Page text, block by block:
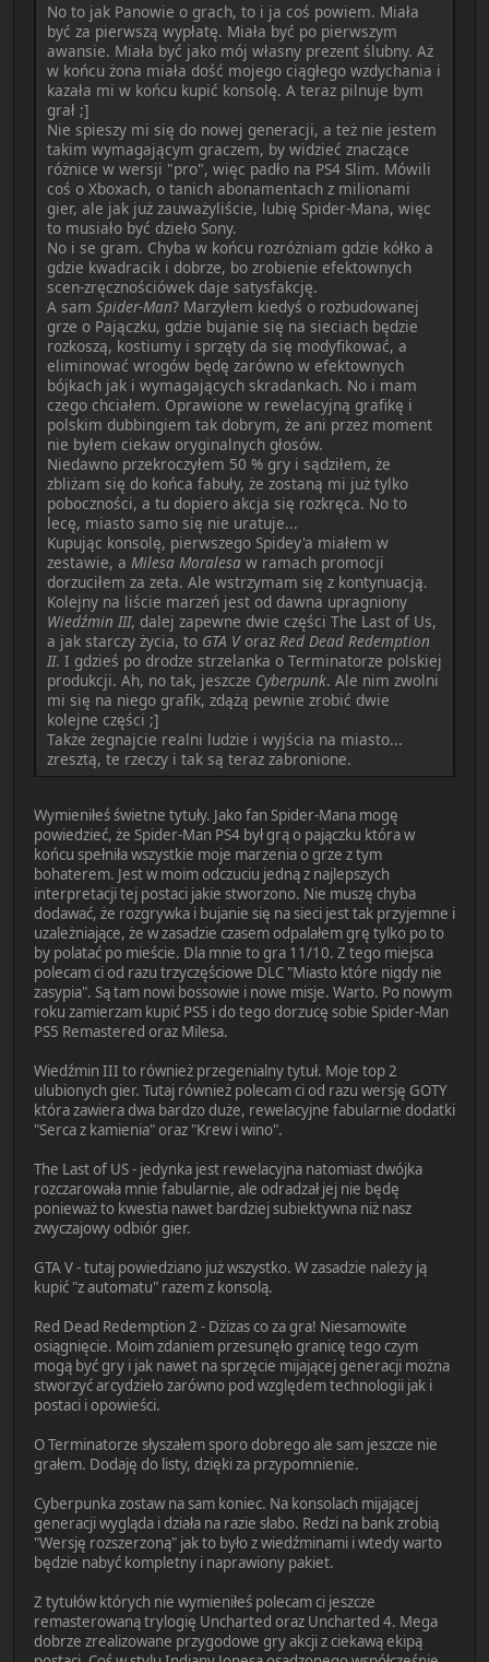
No to jak Panowie o grach, to i ja coś powiem. Miała
być za pierwszą wypłatę. Miała być po pierwszym
awansie. Miała być jako mój własny prezent ślubny. Aż
w końcu żona miała dość mojego ciągłego wzdychania i
kazała mi w końcu kupić konsolę. A teraz pilnuje bym
grał ;]
Nie spieszy mi się do nowej generacji, a też nie jestem
takim wymagającym graczem, by widzieć znaczące
różnice w wersji "pro", więc padło na PS4 Slim. Mówili
coś o Xboxach, o tanich abonamentach z milionami
gier, ale jak już zauważyliście, lubię Spider-Mana, więc
to musiało być dzieło Sony.
No i se gram. Chyba w końcu rozróżniam gdzie kółko a
gdzie kwadracik i dobrze, bo zrobienie efektownych
scen-zręcznościówek daje satysfakcję.
A sam Spider-Man? Marzyłem kiedyś o rozbudowanej
grze o Pajączku, gdzie bujanie się na sieciach będzie
rozkoszą, kostiumy i sprzęty da się modyfikować, a
eliminować wrogów będę zarówno w efektownych
bójkach jak i wymagających skradankach. No i mam
czego chciałem. Oprawione w rewelacyjną grafikę i
polskim dubbingiem tak dobrym, że ani przez moment
nie byłem ciekaw oryginalnych głosów.
Niedawno przekroczyłem 50 % gry i sądziłem, że
zbliżam się do końca fabuły, że zostaną mi już tylko
poboczności, a tu dopiero akcja się rozkręca. No to
lecę, miasto samo się nie uratuje...
Kupując konsolę, pierwszego Spidey'a miałem w
zestawie, a Milesa Moralesa w ramach promocji
dorzuciłem za zeta. Ale wstrzymam się z kontynuacją.
Kolejny na liście marzeń jest od dawna upragniony
Wiedźmin III, dalej zapewne dwie części The Last of Us,
a jak starczy życia, to GTA Voraz Red Dead Redemption
II. I gdzieś po drodze strzelanka o Terminatorze polskiej
produkcji. Ah, no tak, jeszcze Cyberpunk. Ale nim zwolni
mi się na niego grafik, zdążą pewnie zrobić dwie
kolejne części ;]
Także żegnajcie realni ludzie i wyjścia na miasto...
zresztą, te rzeczy i tak są teraz zabronione.
Wymieniłeś świetne tytuły. Jako fan Spider-Mana mogę
powiedzieć, że Spider-Man PS4 był grą o pajączku która w
końcu spełniła wszystkie moje marzenia o grze z tym
bohaterem. Jest w moim odczuciu jedną z najlepszych
interpretacji tej postaci jakie stworzono. Nie muszę chyba
dodawać, że rozgrywka i bujanie się na sieci jest tak przyjemne i
uzależniające, że w zasadzie czasem odpalałem grę tylko po to
by polatać po mieście. Dla mnie to gra 11/10. Z tego miejsca
polecam ci od razu trzyczęściowe DLC "Miasto które nigdy nie
zasypia". Są tam nowi bossowie i nowe misje. Warto. Po nowym
roku zamierzam kupić PS5 i do tego dorzucę sobie Spider-Man
PS5 Remastered oraz Milesa.
Wiedźmin III to również przegenialny tytuł. Moje top 2
ulubionych gier. Tutaj również polecam ci od razu wersję GOTY
która zawiera dwa bardzo duże, rewelacyjne fabularnie dodatki
"Serca z kamienia" oraz "Krew i wino".
The Last of US - jedynka jest rewelacyjna natomiast dwójka
rozczarowała mnie fabularnie, ale odradzał jej nie będę
ponieważ to kwestia nawet bardziej subiektywna niż nasz
zwyczajowy odbiór gier.
GTA V - tutaj powiedziano już wszystko. W zasadzie należy ją
kupić "z automatu" razem z konsolą.
Red Dead Redemption 2 - Dżizas co za gra! Niesamowite
osiągnięcie. Moim zdaniem przesunęło granicę tego czym
mogą być gry i jak nawet na sprzęcie mijającej generacji można
stworzyć arcydzieło zarówno pod względem technologii jak i
postaci i opowieści.
O Terminatorze słyszałem sporo dobrego ale sam jeszcze nie
grałem. Dodaję do listy, dzięki za przypomnienie.
Cyberpunka zostaw na sam koniec. Na konsolach mijającej
generacji wygląda i działa na razie słabo. Redzi na bank zrobią
"Wersję rozszerzoną" jak to było z wiedźminami i wtedy warto
będzie nabyć kompletny i naprawiony pakiet.
Z tytułów których nie wymieniłeś polecam ci jeszcze
remasterowaną trylogię Uncharted oraz Uncharted 4. Mega
dobrze zrealizowane przygodowe gry akcji z ciekawą ekipą